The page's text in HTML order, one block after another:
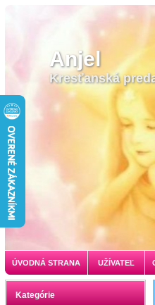
Anjel
Kresťanská
ÚVODNÁ STRANA UŽÍVATEĽ
Kategórie